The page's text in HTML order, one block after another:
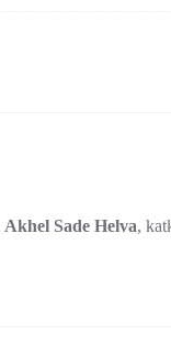
Akhel Sade Helva,